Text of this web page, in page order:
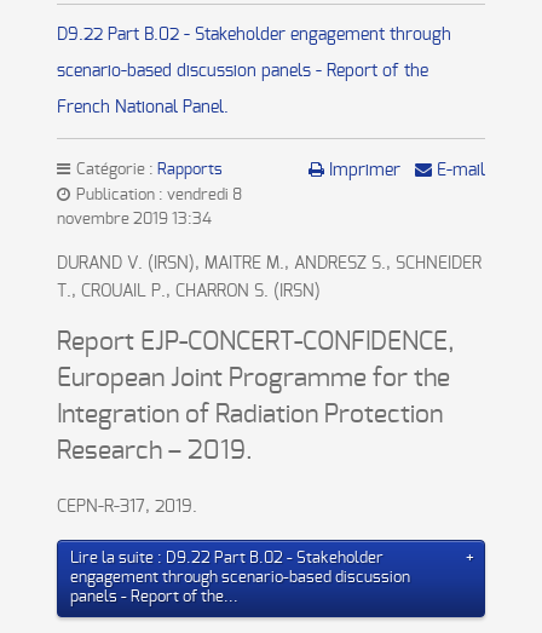
D9.22 Part B.02 - Stakeholder engagement through
scenario-based discussion panels - Report of the
French National Panel.
Imprimer E-mail
Catégorie : Rapports
Publication : vendredi 8
novembre 2019 13:34
DURAND V. (IRSN), MAITRE M., ANDRESZ S., SCHNEIDER
T., CROUAIL P., CHARRON S. (IRSN)
Report EJP-CONCERT-CONFIDENCE,
European Joint Programme for the
Integration of Radiation Protection
Research – 2019.
CEPN-R-317, 2019.
Lire la suite : D9.22 Part B.02 - Stakeholder
engagement through scenario-based discussion
panels - Report of the...